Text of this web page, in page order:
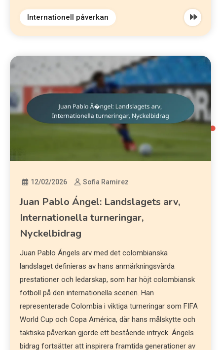
Internationell påverkan
12/02/2026 Sofia Ramirez
Juan Pablo Ángel: Landslagets arv,
Internationella turneringar,
Nyckelbidrag
Juan Pablo Ángels arv med det colombianska
landslaget definieras av hans anmärkningsvärda
prestationer och ledarskap, som har höjt colombiansk
fotboll på den internationella scenen. Han
representerade Colombia i viktiga turneringar som FIFA
World Cup och Copa América, där hans målskytte och
taktiska påverkan gjorde ett bestående intryck. Ángels
bidrag fortsätter att inspirera framtida generationer av